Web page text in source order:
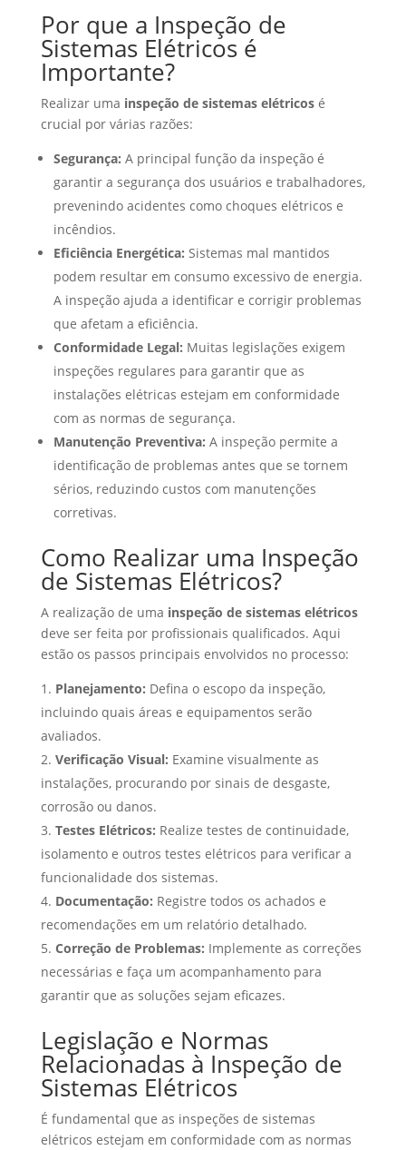
Por que a Inspeção de
Sistemas Elétricos é
Importante?
Realizar uma inspeção de sistemas elétricosé
crucial por várias razões:
Segurança: A principal função da inspeção é
garantir a segurança dos usuários e trabalhadores,
prevenindo acidentes como choques elétricos e
incêndios.
Eficiência Energética: Sistemas mal mantidos
podem resultar em consumo excessivo de energia.
A inspeção ajuda a identificar e corrigir problemas
que afetam a eficiência.
Conformidade Legal: Muitas legislações exigem
inspeções regulares para garantir que as
instalações elétricas estejam em conformidade
com as normas de segurança.
Manutenção Preventiva: A inspeção permite a
identificação de problemas antes que se tornem
sérios, reduzindo custos com manutenções
corretivas.
Como Realizar uma Inspeção
de Sistemas Elétricos?
A realização de uma inspeção de sistemas elétricos
deve ser feita por profissionais qualificados. Aqui
estão os passos principais envolvidos no processo:
Planejamento: Defina o escopo da inspeção,
incluindo quais áreas e equipamentos serão
avaliados.
Verificação Visual: Examine visualmente as
instalações, procurando por sinais de desgaste,
corrosão ou danos.
Testes Elétricos: Realize testes de continuidade,
isolamento e outros testes elétricos para verificar a
funcionalidade dos sistemas.
Documentação: Registre todos os achados e
recomendações em um relatório detalhado.
Correção de Problemas: Implemente as correções
necessárias e faça um acompanhamento para
garantir que as soluções sejam eficazes.
Legislação e Normas
Relacionadas à Inspeção de
Sistemas Elétricos
É fundamental que as inspeções de sistemas
elétricos estejam em conformidade com as normas